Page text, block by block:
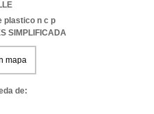
plastico n c p
SIMPLIFICADA
mapa
de: